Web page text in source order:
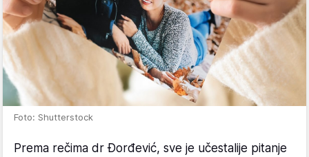
Foto: Shutterstock
Prema rečima dr Đorđević, sve je učestalije pitanje